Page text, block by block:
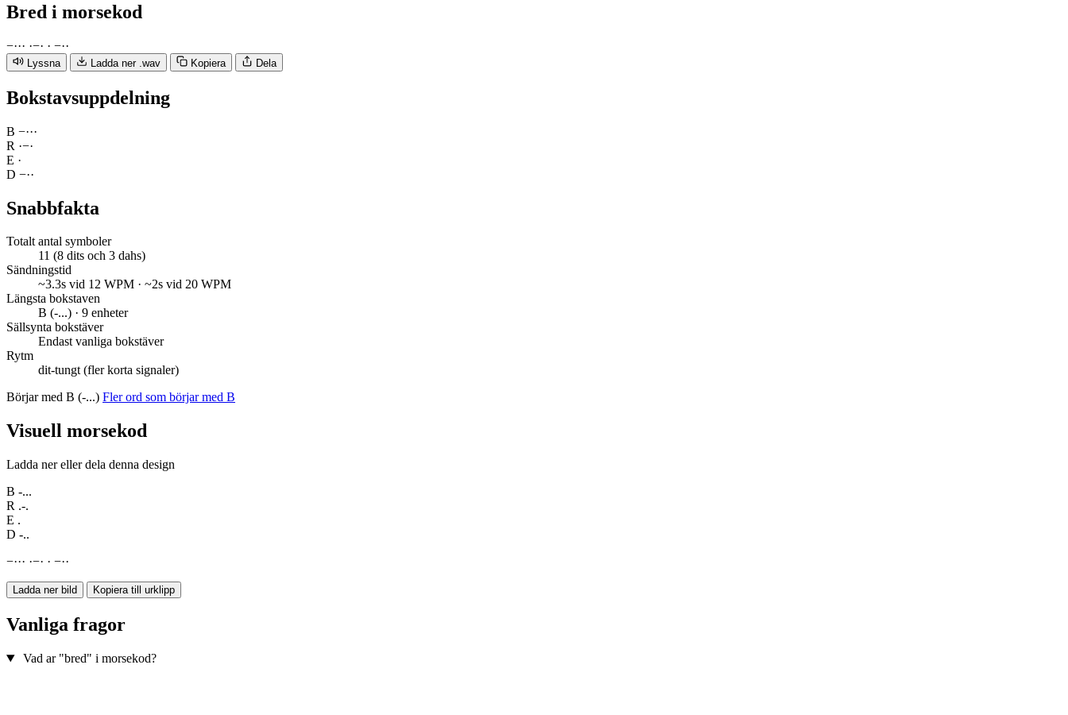
Bred i morsekod
−··· ·−· · −··
Lyssna Ladda ner .wav Kopiera Dela
Bokstavsuppdelning
B −···
R ·−·
E ·
D −··
Snabbfakta
Totalt antal symboler
11 (8 dits och 3 dahs)
Sändningstid
~3.3s vid 12 WPM · ~2s vid 20 WPM
Längsta bokstaven
B (-...) · 9 enheter
Sällsynta bokstäver
Endast vanliga bokstäver
Rytm
dit-tungt (fler korta signaler)
Börjar med B (-...) Fler ord som börjar med B
Visuell morsekod
Ladda ner eller dela denna design
B -...
R .-.
E .
D -..
−··· ·−· · −··
Ladda ner bild Kopiera till urklipp
Vanliga fragor
Vad ar "bred" i morsekod?